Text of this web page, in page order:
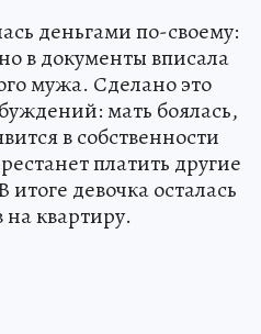
деньгами по-своему:
в документы вписала
мужа. Сделано это
мать боялась,
в собственности
платить другие
девочка осталась
на квартиру.